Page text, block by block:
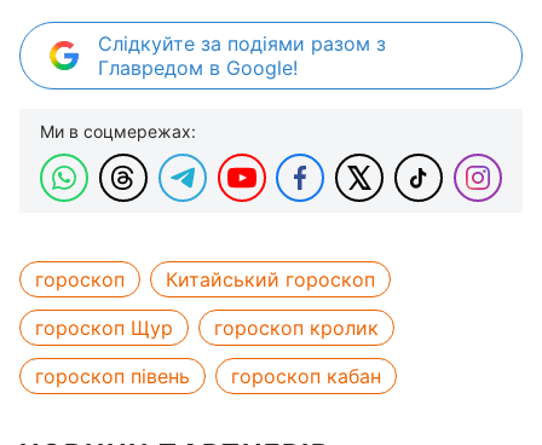
Слідкуйте за подіями разом з
Главредом в Google!
Ми в соцмережах:
гороскоп
Китайський гороскоп
гороскоп Щур
гороскоп кролик
гороскоп півень
гороскоп кабан